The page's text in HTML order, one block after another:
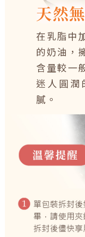
天然
在乳脂中
的奶油，
含量較一
迷人圓潤
膩。